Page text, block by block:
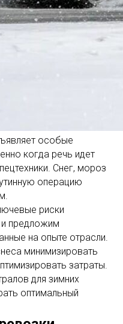
особые
когда речь идет
Снег, мороз
операцию
риски
и предложим
на опыте отрасли.
минимизировать
затраты.
для зимних
оптимальный